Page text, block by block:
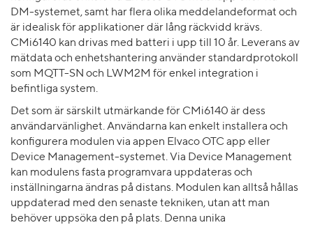
DM-systemet, samt har flera olika meddelandeformat och
är idealisk för applikationer där lång räckvidd krävs.
CMi6140 kan drivas med batteri i upp till 10 år. Leverans av
mätdata och enhetshantering använder standardprotokoll
som MQTT-SN och LWM2M för enkel integration i
befintliga system.
Det som är särskilt utmärkande för CMi6140 är dess
användarvänlighet. Användarna kan enkelt installera och
konfigurera modulen via appen Elvaco OTC app eller
Device Management-systemet. Via Device Management
kan modulens fasta programvara uppdateras och
inställningarna ändras på distans. Modulen kan alltså hållas
uppdaterad med den senaste tekniken, utan att man
behöver uppsöka den på plats. Denna unika